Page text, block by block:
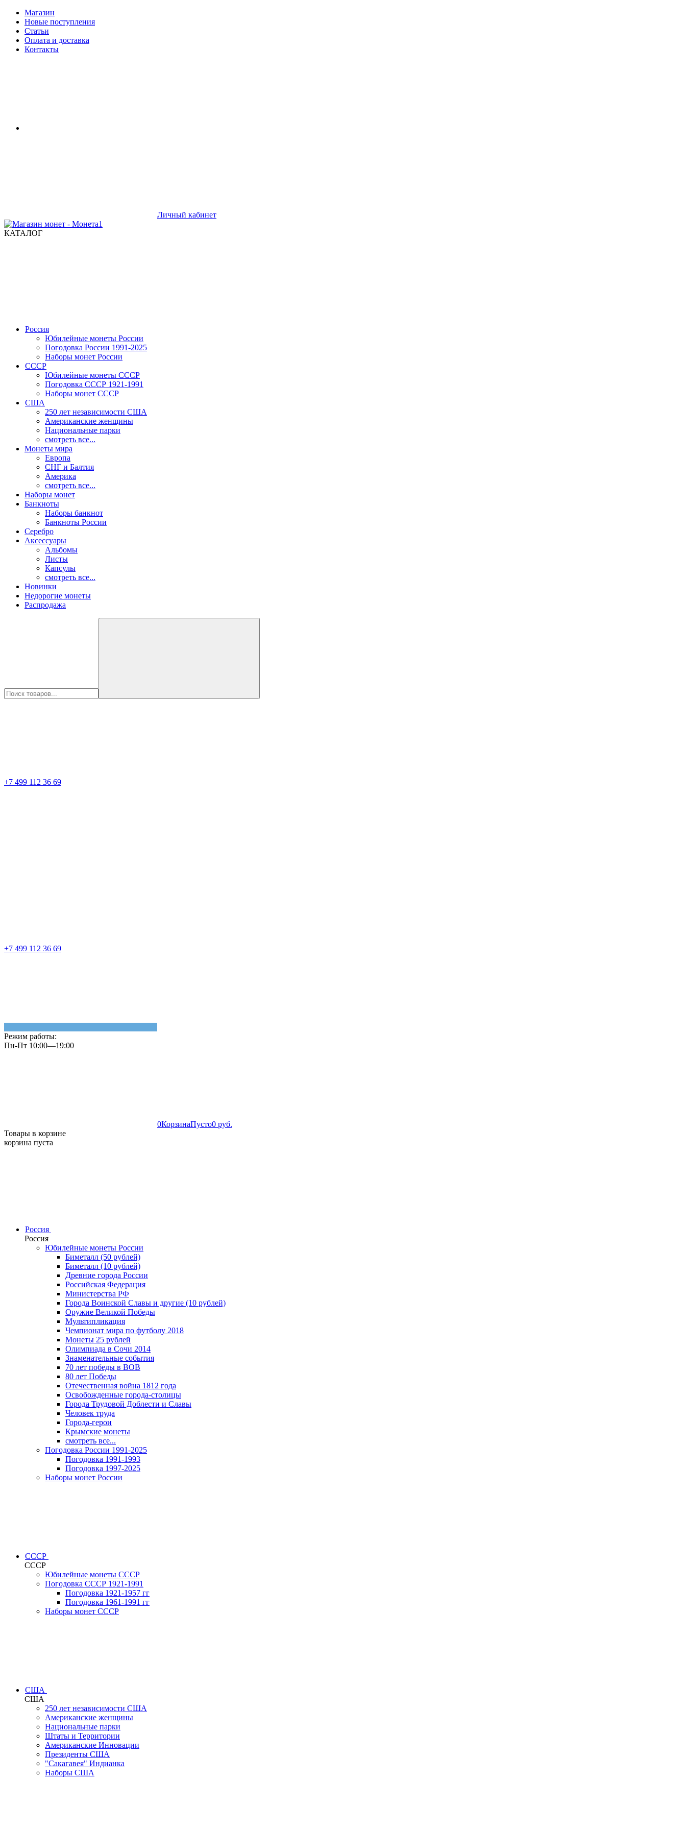
Магазин
Новые поступления
Статьи
Оплата и доставка
Контакты
Личный кабинет
КАТАЛОГ
Россия
Юбилейные монеты России
Погодовка России 1991-2025
Наборы монет России
СССР
Юбилейные монеты СССР
Погодовка СССР 1921-1991
Наборы монет СССР
США
250 лет независимости США
Американские женщины
Национальные парки
смотреть все...
Монеты мира
Европа
СНГ и Балтия
Америка
смотреть все...
Наборы монет
Банкноты
Наборы банкнот
Банкноты России
Серебро
Аксессуары
Альбомы
Листы
Капсулы
смотреть все...
Новинки
Недорогие монеты
Распродажа
+7 499 112 36 69
+7 499 112 36 69
Режим работы:
Пн-Пт 10:00—19:00
0КорзинаПусто0 руб.
Товары в корзине
корзина пуста
Россия
Россия
Юбилейные монеты России
Биметалл (50 рублей)
Биметалл (10 рублей)
Древние города России
Российская Федерация
Министерства РФ
Города Воинской Славы и другие (10 рублей)
Оружие Великой Победы
Мультипликация
Чемпионат мира по футболу 2018
Монеты 25 рублей
Олимпиада в Сочи 2014
Знаменательные события
70 лет победы в ВОВ
80 лет Победы
Отечественная война 1812 года
Освобожденные города-столицы
Города Трудовой Доблести и Славы
Человек труда
Города-герои
Крымские монеты
смотреть все...
Погодовка России 1991-2025
Погодовка 1991-1993
Погодовка 1997-2025
Наборы монет России
СССР
СССР
Юбилейные монеты СССР
Погодовка СССР 1921-1991
Погодовка 1921-1957 гг
Погодовка 1961-1991 гг
Наборы монет СССР
США
США
250 лет независимости США
Американские женщины
Национальные парки
Штаты и Территории
Американские Инновации
Президенты США
"Сакагавея" Индианка
Наборы США